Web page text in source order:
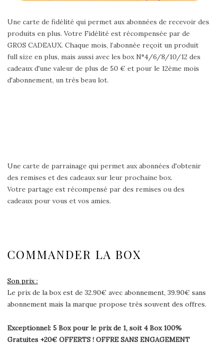
Une carte de fidélité qui permet aux abonnées de recevoir des
produits en plus. Votre Fidélité est récompensée par de
GROS CADEAUX. Chaque mois, l’abonnée reçoit un produit
full size en plus, mais aussi avec les box N°4/6/8/10/12 des
cadeaux d'une valeur de plus de 50 € et pour le 12ème mois
d'abonnement, un très beau lot.
Une carte de parrainage qui permet aux abonnées d'obtenir
des remises et des cadeaux sur leur prochaine box.
Votre partage est récompensé par des remises ou des
cadeaux pour vous et vos amies.
COMMANDER LA BOX
Son prix :
Le prix de la box est de 32.90€ avec abonnement, 39.90€ sans
abonnement mais la marque propose très souvent des offres.
Exceptionnel: 5 Box pour le prix de 1, soit 4 Box 100%
Gratuites +20€ OFFERTS ! OFFRE SANS ENGAGEMENT